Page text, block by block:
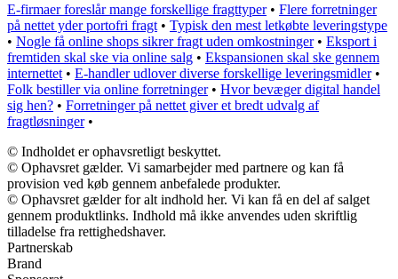
E-firmaer foreslår mange forskellige fragttyper• Flere forretninger
på nettet yder portofri fragt • Typisk den mest letkøbte leveringstype
• Nogle få online shops sikrer fragt uden omkostninger• Eksport i
fremtiden skal ske via online salg • Ekspansionen skal ske gennem
internettet • E-handler udlover diverse forskellige leveringsmidler•
Folk bestiller via online forretninger• Hvor bevæger digital handel
sig hen? • Forretninger på nettet giver et bredt udvalg af
fragtløsninger•
© Indholdet er ophavsretligt beskyttet.
© Ophavsret gælder. Vi samarbejder med partnere og kan få
provision ved køb gennem anbefalede produkter.
© Ophavsret gælder for alt indhold her. Vi kan få en del af salget
gennem produktlinks. Indhold må ikke anvendes uden skriftlig
tilladelse fra rettighedshaver.
Partnerskab
Brand